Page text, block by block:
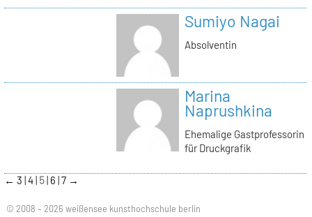
Sumiyo Nagai
Absolventin
Marina
Naprushkina
Ehemalige Gastprofessorin
für Druckgrafik
← 3 4 5 6 7 →
© 2008 – 2026 weißensee kunsthochschule berlin